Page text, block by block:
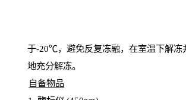
于-20℃，避免反复冻融，在室温下解冻
地充分解冻。
自备物品